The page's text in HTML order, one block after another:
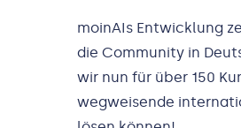
moinAIs Entwicklung
die Community in
wir nun für über 150
wegweisende